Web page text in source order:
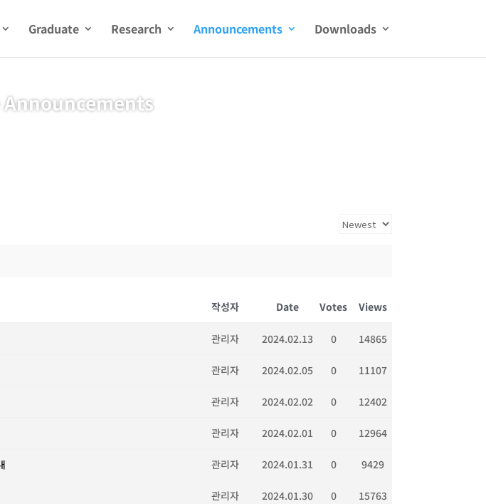
Graduate Research Announcements Downloads
작성자 Date Votes Views
관리자 2024.02.13 0 14865
관리자 2024.02.05 0 11107
관리자 2024.02.02 0 12402
관리자 2024.02.01 0 12964
관리자 2024.01.31 0 9429
관리자 2024.01.30 0 15763